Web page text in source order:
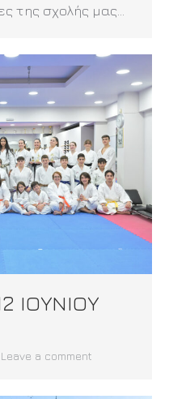
της σχολής μας…
ΙΟΥΝΙΟΥ
Leave a comment